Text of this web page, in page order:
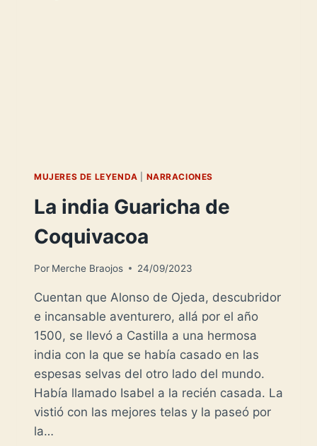
MUJERES DE LEYENDA NARRACIONES
La india Guaricha de
Coquivacoa
Por Merche Braojos 24/09/2023
Cuentan que Alonso de Ojeda, descubridor
e incansable aventurero, allá por el año
1500, se llevó a Castilla a una hermosa
india con la que se había casado en las
espesas selvas del otro lado del mundo.
Había llamado Isabel a la recién casada. La
vistió con las mejores telas y la paseó por
la…